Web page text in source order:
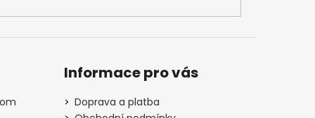
Informace pro vás
Doprava a platba